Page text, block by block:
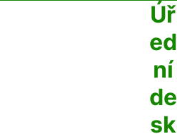
Úř
ed
ní
de
sk